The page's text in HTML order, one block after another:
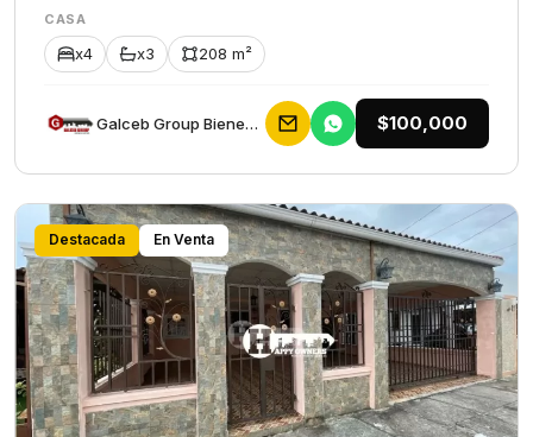
CASA
x4 x3 208 m²
Galceb Group Bienes Raices $100,000
Destacada En Venta